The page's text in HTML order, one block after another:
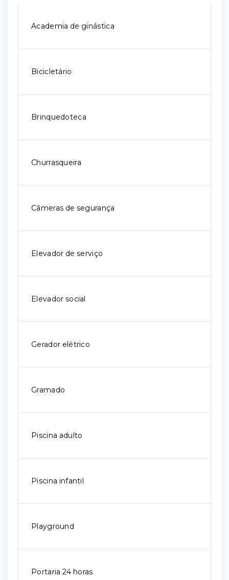
Academia de ginástica
Bicicletário
Brinquedoteca
Churrasqueira
Câmeras de segurança
Elevador de serviço
Elevador social
Gerador elétrico
Gramado
Piscina adulto
Piscina infantil
Playground
Portaria 24 horas